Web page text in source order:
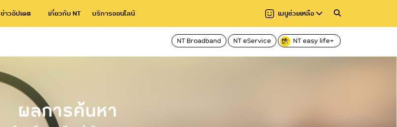
ข่าวอัปเดต เกี่ยวกับ NT บริการออนไลน์ เมนูช่วยเหลือ
NT Broadband NT eService NT easy life+
ผลการค้นหา